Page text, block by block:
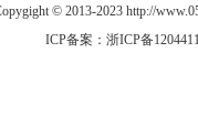
© 2013-2023 http://
ICP备案： 浙ICP备